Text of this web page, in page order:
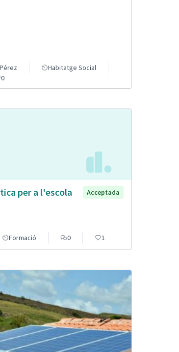
Habitatge Social
0
per a l'escola
Acceptada
Formació 0 1